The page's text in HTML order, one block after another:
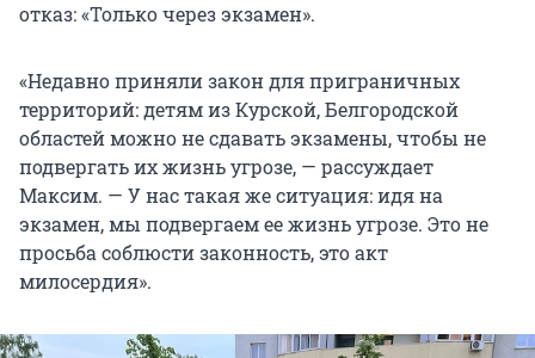
отказ: «Только через экзамен».
«Недавно приняли закон для приграничных
территорий: детям из Курской, Белгородской
областей можно не сдавать экзамены, чтобы не
подвергать их жизнь угрозе, — рассуждает
Максим. — У нас такая же ситуация: идя на
экзамен, мы подвергаем ее жизнь угрозе. Это не
просьба соблюсти законность, это акт
милосердия».